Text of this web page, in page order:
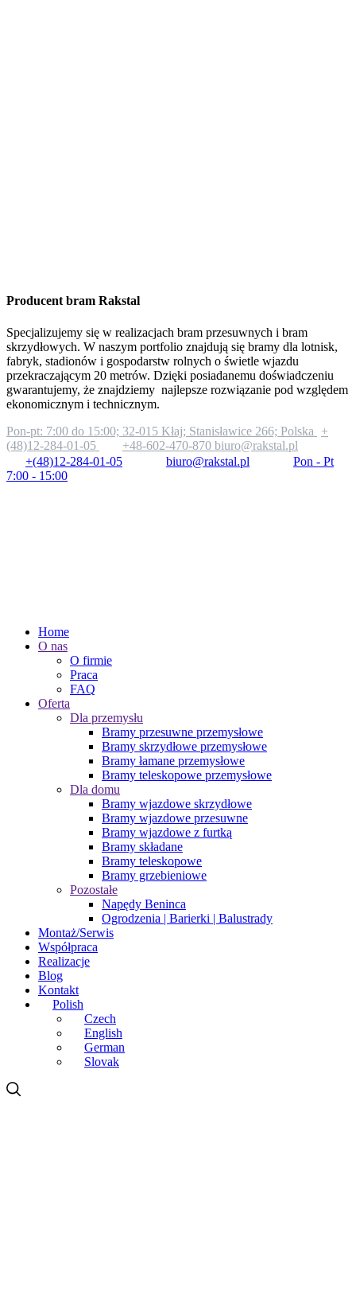
Producent bram Rakstal
Specjalizujemy się w realizacjach bram przesuwnych i bram
skrzydłowych. W naszym portfolio znajdują się bramy dla lotnisk,
fabryk, stadionów i gospodarstw rolnych o świetle wjazdu
przekraczającym 20 metrów. Dzięki posiadanemu doświadczeniu
gwarantujemy, że znajdziemy najlepsze rozwiązanie pod względem
ekonomicznym i technicznym.
Pon-pt: 7:00 do 15:00; 32-015 Kłaj; Stanisławice 266; Polska
+
(48)12-284-01-05
+48-602-470-870 biuro@rakstal.pl
+(48)12-284-01-05
biuro@rakstal.pl
Pon - Pt
7:00 - 15:00
Home
O nas
O firmie
Praca
FAQ
Oferta
Dla przemysłu
Bramy przesuwne przemysłowe
Bramy skrzydłowe przemysłowe
Bramy łamane przemysłowe
Bramy teleskopowe przemysłowe
Dla domu
Bramy wjazdowe skrzydłowe
Bramy wjazdowe przesuwne
Bramy wjazdowe z furtką
Bramy składane
Bramy teleskopowe
Bramy grzebieniowe
Pozostałe
Napędy Beninca
Ogrodzenia | Barierki | Balustrady
Montaż/Serwis
Współpraca
Realizacje
Blog
Kontakt
Polish
Czech
English
German
Slovak